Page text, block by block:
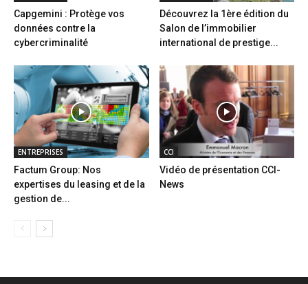
Capgemini : Protège vos
données contre la
cybercriminalité
Découvrez la 1ère édition du
Salon de l’immobilier
international de prestige...
ENTREPRISES
Factum Group: Nos
expertises du leasing et de la
gestion de...
CCI
Vidéo de présentation CCI-
News